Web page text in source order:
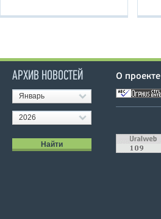
АРХИВ НОВОСТЕЙ
Январь
2026
О проекте